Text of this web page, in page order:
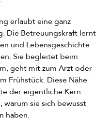
erlaubt eine ganz
Die Betreuungskraft lernt
und Lebensgeschichte
Sie begleitet beim
geht mit zum Arzt oder
Frühstück. Diese Nähe
der eigentliche Kern
sie sich bewusst
haben.